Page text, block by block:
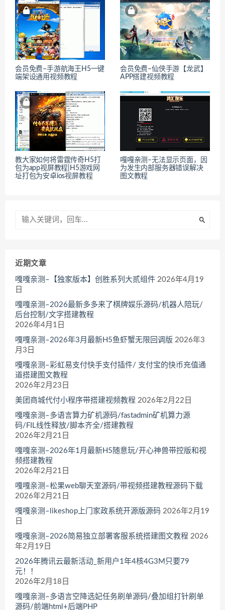
会员免费–手游航海王H5一键
端架设通用视频教程
会员免费–仙侠手游【龙武】
APP搭建视频教程
教大家如何将雷霆传奇H5打
包为app视屏教程|H5游戏网
址打包为安卓ios视屏教程
嘎嘎亲测–无法显示页面，因
为发生内部服务器错误解决
图文教程
近期文章
嘎嘎亲测–【独家版本】创胜系列大贰组件 2026年4月19
日
嘎嘎亲测–2026最新多多来了棋牌娱乐源码/机器人陪玩/
后台控制/文字搭建教程
2026年4月1日
嘎嘎亲测–2026年3月最新H5鱼虾蟹无限回调版 2026年3
月3日
嘎嘎亲测–彩虹易支付快手支付插件/ 支付宝的快币充值通
道搭建图文教程
2026年2月23日
美团商城代付小程序带搭建视频教程 2026年2月22日
嘎嘎亲测–多语言算力矿机源码/fastadmin矿机算力源
码/FIL线性释放/脚本齐全/搭建教程
2026年2月21日
嘎嘎亲测–2026年1月最新H5随意玩/开心神兽带控版和视
频搭建教程
2026年2月21日
嘎嘎亲测–松果web聊天室源码/带视频搭建教程源码下载
2026年2月21日
嘎嘎亲测–likeshop上门家政系统开源版源码 2026年2月19
日
嘎嘎亲测–2026简易独立部署客服系统搭建图文教程 2026
年2月19日
2026年腾讯云最新活动_新用户1年4核4G3M只要79
元！！
2026年2月18日
嘎嘎亲测–多语言空降选妃任务刷单源码/叠加组打针刷单
源码/前端html+后端PHP